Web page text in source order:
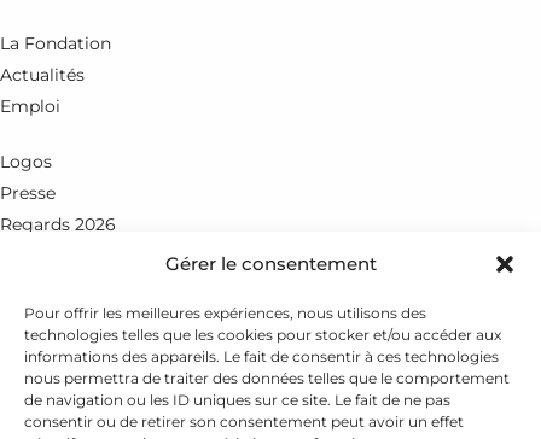
Gérer le consentement
Pour offrir les meilleures expériences, nous utilisons des
technologies telles que les cookies pour stocker et/ou accéder aux
informations des appareils. Le fait de consentir à ces technologies
nous permettra de traiter des données telles que le comportement
de navigation ou les ID uniques sur ce site. Le fait de ne pas
consentir ou de retirer son consentement peut avoir un effet
La Fondation
Actualités
Emploi
Logos
Presse
Regards 2026
Rue du Petit-Chêne 18
+41 21 351 25 55
fondation@leenaards.ch